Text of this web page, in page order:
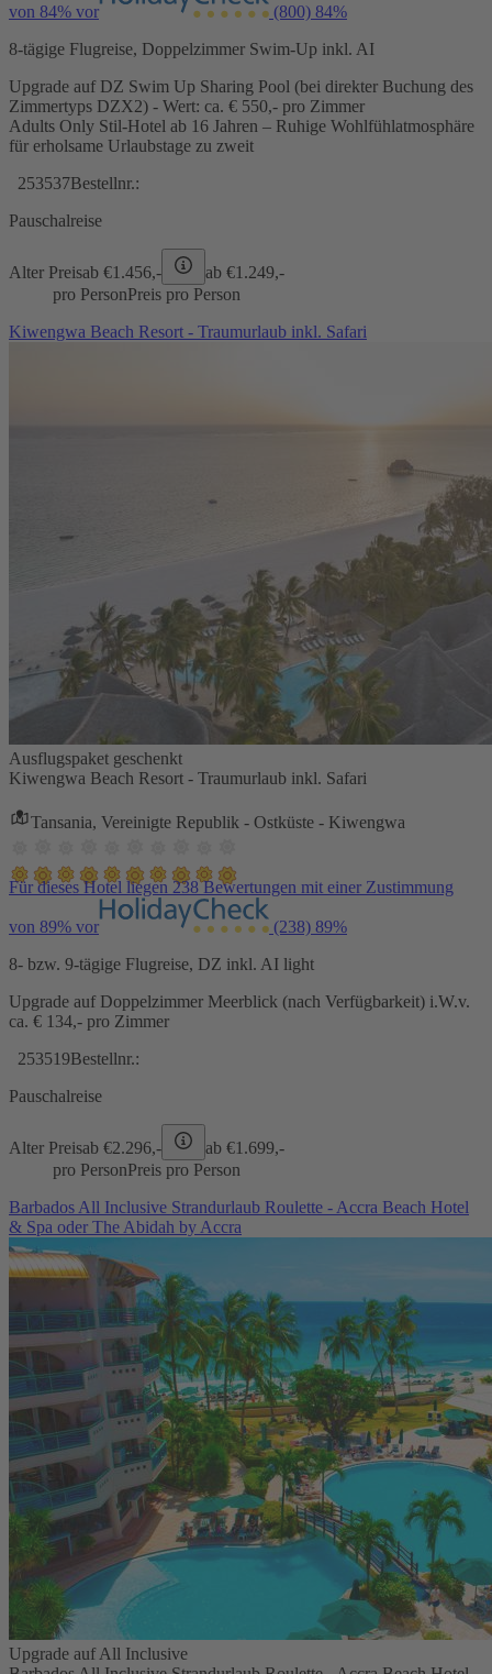
von 84% vor (800) 84%
8-tägige Flugreise, Doppelzimmer Swim-Up inkl. AI
Upgrade auf DZ Swim Up Sharing Pool (bei direkter Buchung des
Zimmertyps DZX2) - Wert: ca. € 550,- pro Zimmer
Adults Only Stil-Hotel ab 16 Jahren – Ruhige Wohlfühlatmosphäre
für erholsame Urlaubstage zu zweit
253537Bestellnr.:
Pauschalreise
Alter Preisab €1.456,- ab €1.249,-
pro PersonPreis pro Person
Kiwengwa Beach Resort - Traumurlaub inkl. Safari
Ausflugspaket geschenkt
Kiwengwa Beach Resort - Traumurlaub inkl. Safari
Tansania, Vereinigte Republik - Ostküste - Kiwengwa
Für dieses Hotel liegen 238 Bewertungen mit einer Zustimmung
von 89% vor (238) 89%
8- bzw. 9-tägige Flugreise, DZ inkl. AI light
Upgrade auf Doppelzimmer Meerblick (nach Verfügbarkeit) i.W.v.
ca. € 134,- pro Zimmer
253519Bestellnr.:
Pauschalreise
Alter Preisab €2.296,- ab €1.699,-
pro PersonPreis pro Person
Barbados All Inclusive Strandurlaub Roulette - Accra Beach Hotel
& Spa oder The Abidah by Accra
Upgrade auf All Inclusive